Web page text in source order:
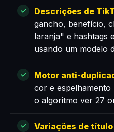
Descrições de
gancho, benefício,
laranja" e hashtags
usando um modelo
Motor anti-
cor e
o algoritmo ver 27
Variações de título